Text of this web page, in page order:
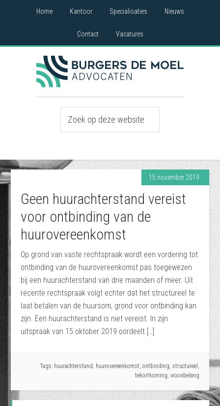
Home Kantoor Specialisaties Nieuws
Contact Vacatures
15 november 2019
Geen huurachterstand vereist
voor ontbinding van de
huurovereenkomst
Op grond van vaste rechtspraak wordt een vordering tot
ontbinding van de huurovereenkomst pas toegewezen
bij een huurachterstand van drie maanden of meer. Uit
recente rechtspraak volgt echter dat het structureel te
laat betalen van de huursom, grond voor ontbinding kan
zijn. Een huurachterstand is niet vereist. In zijn
uitspraak van 15 oktober 2019 oordeelt […]
Tags: huurachterstand, huurovereenkomst, ontbinding, structureel ,
tekortkoming, woonbelang